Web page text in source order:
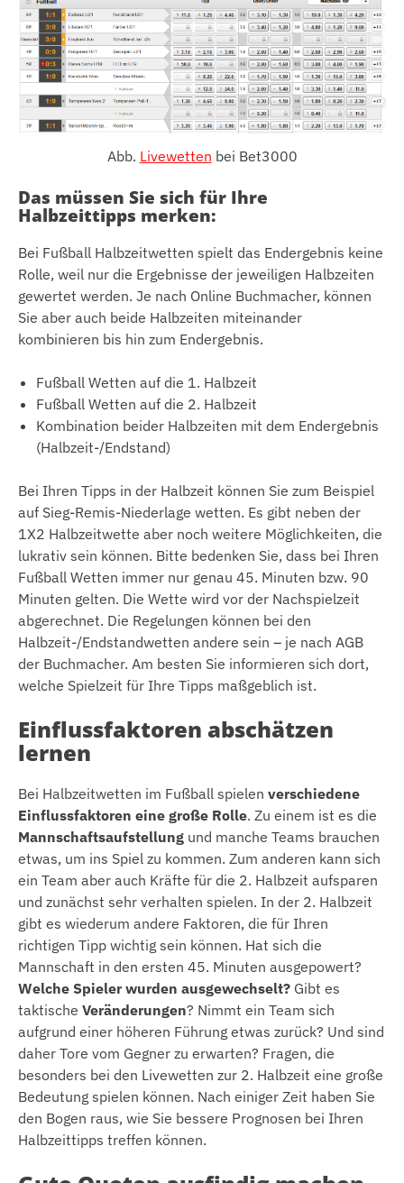
Abb. Livewetten bei Bet3000
Das müssen Sie sich für Ihre
Halbzeittipps merken:
Bei Fußball Halbzeitwetten spielt das Endergebnis keine
Rolle, weil nur die Ergebnisse der jeweiligen Halbzeiten
gewertet werden. Je nach Online Buchmacher, können
Sie aber auch beide Halbzeiten miteinander
kombinieren bis hin zum Endergebnis.
Fußball Wetten auf die 1. Halbzeit
Fußball Wetten auf die 2. Halbzeit
Kombination beider Halbzeiten mit dem Endergebnis
(Halbzeit-/Endstand)
Bei Ihren Tipps in der Halbzeit können Sie zum Beispiel
auf Sieg-Remis-Niederlage wetten. Es gibt neben der
1X2 Halbzeitwette aber noch weitere Möglichkeiten, die
lukrativ sein können. Bitte bedenken Sie, dass bei Ihren
Fußball Wetten immer nur genau 45. Minuten bzw. 90
Minuten gelten. Die Wette wird vor der Nachspielzeit
abgerechnet. Die Regelungen können bei den
Halbzeit-/Endstandwetten andere sein – je nach AGB
der Buchmacher. Am besten Sie informieren sich dort,
welche Spielzeit für Ihre Tipps maßgeblich ist.
Einflussfaktoren abschätzen
lernen
Bei Halbzeitwetten im Fußball spielen verschiedene
Einflussfaktoren eine große Rolle. Zu einem ist es die
Mannschaftsaufstellung und manche Teams brauchen
etwas, um ins Spiel zu kommen. Zum anderen kann sich
ein Team aber auch Kräfte für die 2. Halbzeit aufsparen
und zunächst sehr verhalten spielen. In der 2. Halbzeit
gibt es wiederum andere Faktoren, die für Ihren
richtigen Tipp wichtig sein können. Hat sich die
Mannschaft in den ersten 45. Minuten ausgepowert?
Welche Spieler wurden ausgewechselt? Gibt es
taktische Veränderungen? Nimmt ein Team sich
aufgrund einer höheren Führung etwas zurück? Und sind
daher Tore vom Gegner zu erwarten? Fragen, die
besonders bei den Livewetten zur 2. Halbzeit eine große
Bedeutung spielen können. Nach einiger Zeit haben Sie
den Bogen raus, wie Sie bessere Prognosen bei Ihren
Halbzeittipps treffen können.